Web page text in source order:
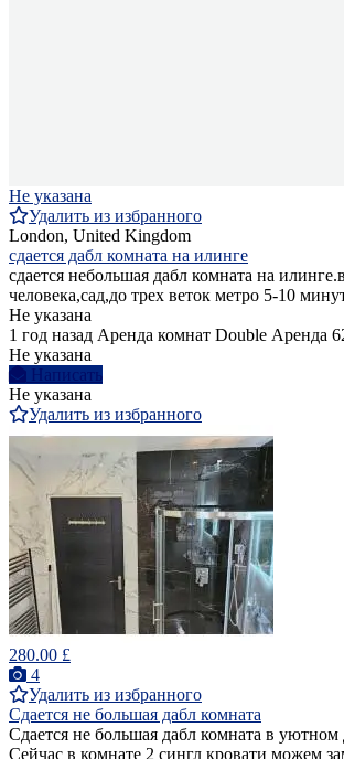
Не указана
Удалить из избранного
London, United Kingdom
сдается дабл комната на илинге
сдается небольшая дабл комната на
человека,сад,до трех веток метро 5-10
Не указана
1 год назад Аренда комнат Double Аренда
Не указана
Написать
Не указана
Удалить из избранного
280.00 £
4
Удалить из избранного
Сдается не большая дабл комната
Сдается не большая дабл комната в уютном
Сейчас в комнате 2 сингл кровати можем